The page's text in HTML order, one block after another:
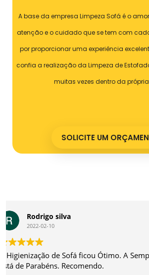
A base da empresa Limpeza Sofá é o
atenção e o cuidado que se tem com
por proporcionar uma experiência
confia a realização da Limpeza de
muitas vezes dentro da
SOLICITE UM
Nathan Custodio Ferreira
2022-01-04
A experiência foi sensacional. O
excelente tanto para agendamento